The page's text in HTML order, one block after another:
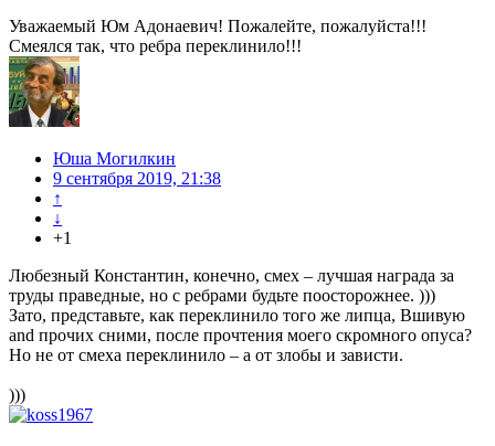
Уважаемый Юм Адонаевич! Пожалейте, пожалуйста!!!
Смеялся так, что ребра переклинило!!!
Юша Могилкин
9 сентября 2019, 21:38
↑
↓
+1
Любезный Константин, конечно, смех – лучшая награда за
труды праведные, но с ребрами будьте поосторожнее. )))
Зато, представьте, как переклинило того же липца, Вшивую
and прочих сними, после прочтения моего скромного опуса?
Но не от смеха переклинило – а от злобы и зависти.
)))